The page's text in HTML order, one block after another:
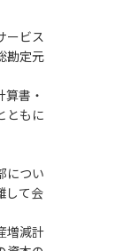
ービス
勘定元
書・
ともに
につい
して会
増減計